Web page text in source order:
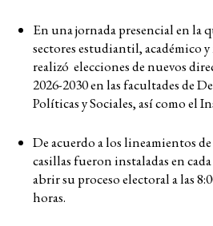
En una jornada presencial en la
sectores estudiantil, académico
realizó elecciones de nuevos
2026-2030 en las facultades de
Políticas y Sociales, así como el
De acuerdo a los lineamientos
casillas fueron instaladas en
abrir su proceso electoral a las
horas.